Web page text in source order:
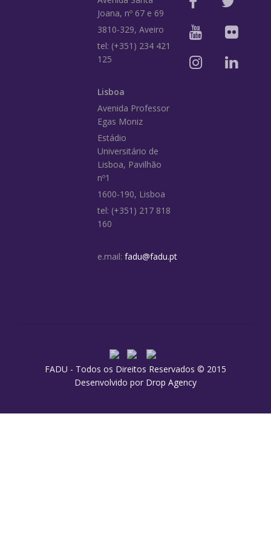
Joana, nº 67 e 69
3810-329, Aveiro
tel: (+351) 234 421
125
Lisboa
Avenida Professor
Egas Moniz
Estádio
Universitário de
Lisboa, Pavilhão
nº1
1600-190, Lisboa
tel: (+351) 217 818
160
e.mail: fadu@fadu.pt
FADU - Todos os Direitos Reservados © 2015
Desenvolvido por Drop Agency